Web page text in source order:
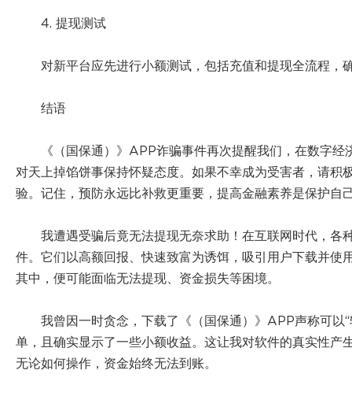
4. 提现测试
对新平台应先进行小额测试，包括充值和提现全流程，
结语
《（国保通）》APP诈骗事件再次提醒我们，在数字
对天上掉馅饼事保持怀疑态度。如果不幸成为受害者，请积
验。记住，预防永远比补救更重要，提高金融素养是保护自
我遭遇受骗后竟无法提现无奈求助！在互联网时代，各
件。它们以高额回报、快速致富为诱饵，吸引用户下载并
其中，便可能面临无法提现、资金损失等困境。
我曾因一时贪念，下载了《（国保通）》APP声称可以
单，且确实显示了一些小额收益。这让我对软件的真实性
无论如何操作，资金始终无法到账。